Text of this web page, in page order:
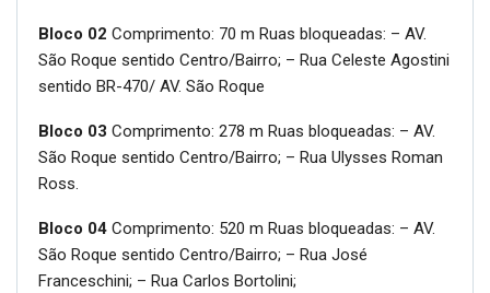
Bloco 02 Comprimento: 70 m Ruas bloqueadas: – AV.
São Roque sentido Centro/Bairro; – Rua Celeste Agostini
sentido BR-470/ AV. São Roque
Bloco 03 Comprimento: 278 m Ruas bloqueadas: – AV.
São Roque sentido Centro/Bairro; – Rua Ulysses Roman
Ross.
Bloco 04 Comprimento: 520 m Ruas bloqueadas: – AV.
São Roque sentido Centro/Bairro; – Rua José
Franceschini; – Rua Carlos Bortolini;